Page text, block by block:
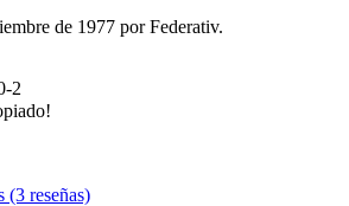
de 1977 por Federativ.
2
(3 reseñas)